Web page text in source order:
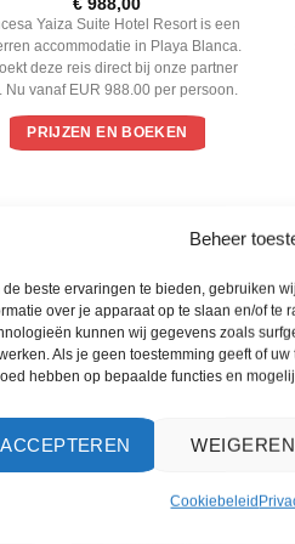
Beheer
de beste ervaringen te bieden, gebruiken
over je apparaat op te slaan en/of te
kunnen wij gegevens zoals
Als je geen toestemming geeft of
hebben op bepaalde functies en
ACCEPTEREN WEIGEREN
Cookiebeleid
5uit 5
Yaiza Suite Hotel Resort is een
accommodatie in Playa Blanca.
deze reis direct bij onze partner
Nu vanaf EUR 988.00 per persoon.
PRIJZEN EN BOEKEN